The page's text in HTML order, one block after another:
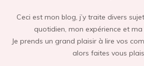
Ceci est mon blog, j’y traite divers
quotidien, mon expérience et ma
Je prends un grand plaisir à lire vos
alors faites vous